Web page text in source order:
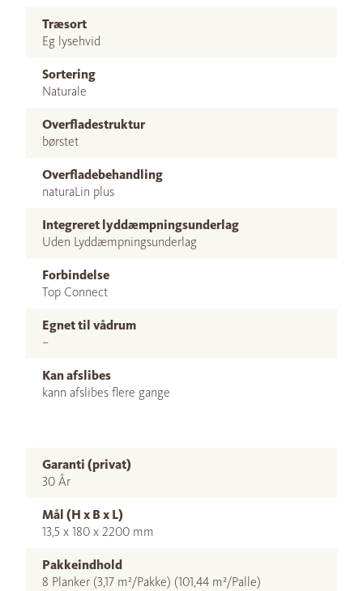
Træsort
Eg lysehvid
Sortering
Naturale
Overfladestruktur
børstet
Overfladebehandling
naturaLin plus
Integreret lyddæmpningsunderlag
Uden Lyddæmpningsunderlag
Forbindelse
Top Connect
Egnet til vådrum
–
Kan afslibes
kann afslibes flere gange
Garanti (privat)
30 År
Mål (H x B x L)
13,5 x 180 x 2200 mm
Pakkeindhold
8 Planker (3,17 m²/Pakke) (101,44 m²/Palle)